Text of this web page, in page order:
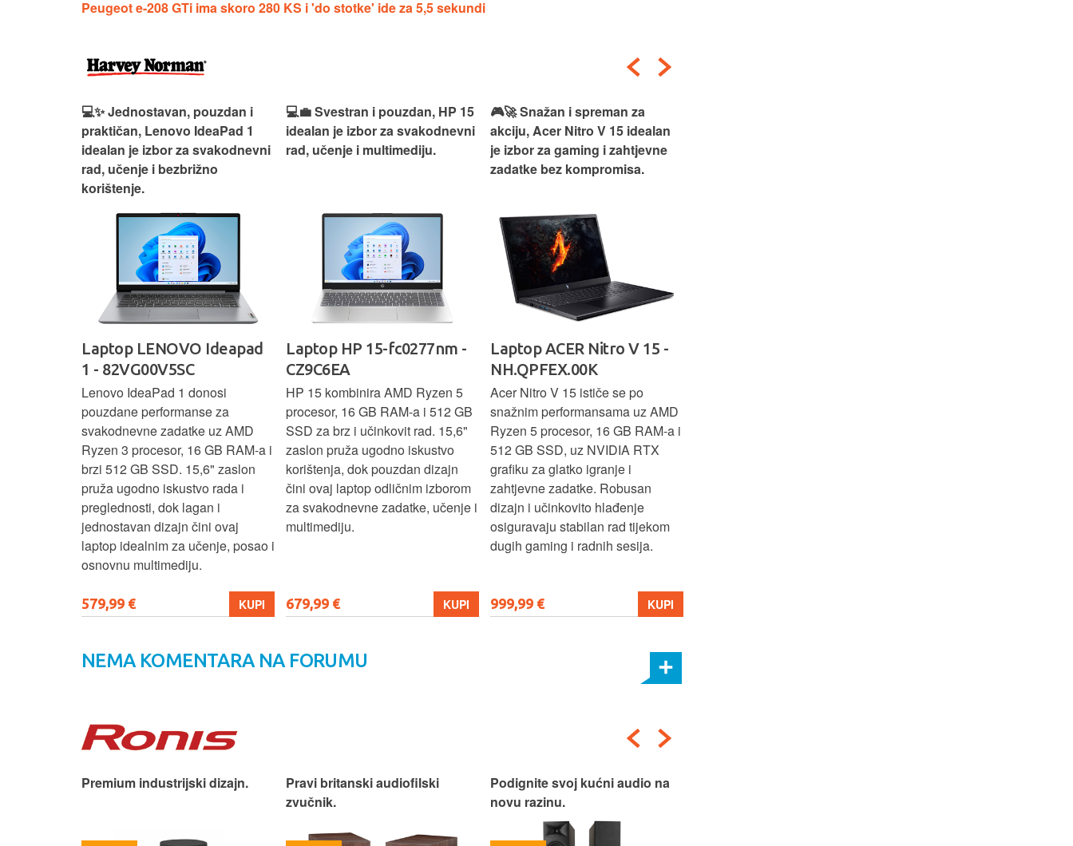
Peugeot e-208 GTi ima skoro 280 KS i 'do stotke' ide za 5,5 sekundi
💻✨ Jednostavan, pouzdan i
praktičan, Lenovo IdeaPad 1
idealan je izbor za svakodnevni
rad, učenje i bezbrižno
korištenje.
Laptop LENOVO Ideapad
1 - 82VG00V5SC
Lenovo IdeaPad 1 donosi
pouzdane performanse za
svakodnevne zadatke uz AMD
Ryzen 3 procesor, 16 GB RAM-a i
brzi 512 GB SSD. 15,6" zaslon
pruža ugodno iskustvo rada i
preglednosti, dok lagan i
jednostavan dizajn čini ovaj
laptop idealnim za učenje, posao i
osnovnu multimediju.
579,99 € KUPI
💻💼 Svestran i pouzdan, HP 15
idealan je izbor za svakodnevni
rad, učenje i multimediju.
Laptop HP 15-fc0277nm -
CZ9C6EA
HP 15 kombinira AMD Ryzen 5
procesor, 16 GB RAM-a i 512 GB
SSD za brz i učinkovit rad. 15,6"
zaslon pruža ugodno iskustvo
korištenja, dok pouzdan dizajn
čini ovaj laptop odličnim izborom
za svakodnevne zadatke, učenje i
multimediju.
679,99 € KUPI
🎮🚀 Snažan i spreman za
akciju, Acer Nitro V 15 idealan
je izbor za gaming i zahtjevne
zadatke bez kompromisa.
Laptop ACER Nitro V 15 -
NH.QPFEX.00K
Acer Nitro V 15 ističe se po
snažnim performansama uz AMD
Ryzen 5 procesor, 16 GB RAM-a i
512 GB SSD, uz NVIDIA RTX
grafiku za glatko igranje i
zahtjevne zadatke. Robusan
dizajn i učinkovito hlađenje
osiguravaju stabilan rad tijekom
dugih gaming i radnih sesija.
999,99 € KUPI
NEMA KOMENTARA NA FORUMU
Premium industrijski dizajn.
Pravi britanski audiofilski
zvučnik.
Podignite svoj kućni audio na
novu razinu.